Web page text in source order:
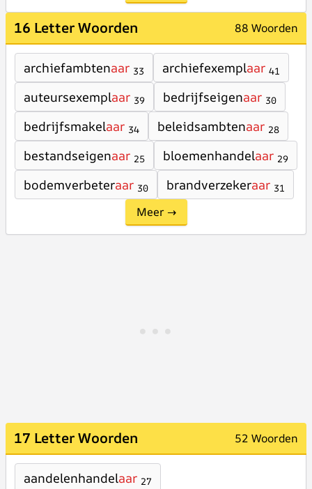
16 Letter Woorden 88 Woorden
archiefambtenaar 33 archiefexemplaar 41
auteursexemplaar 39 bedrijfseigenaar 30
bedrijfsmakelaar 34 beleidsambtenaar 28
bestandseigenaar 25 bloemenhandelaar 29
bodemverbeteraar 30 brandverzekeraar 31
Meer →
17 Letter Woorden 52 Woorden
aandelenhandelaar 27